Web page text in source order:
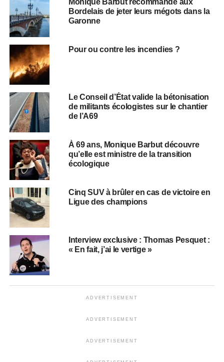
Bordelais de jeter leurs mégots dans la
Garonne
Pour ou contre les incendies ?
Le Conseil d’État valide la bétonisation
de militants écologistes sur le chantier
de l’A69
À 69 ans, Monique Barbut découvre
qu’elle est ministre de la transition
écologique
Cinq SUV à brûler en cas de victoire en
Ligue des champions
Interview exclusive : Thomas Pesquet :
« En fait, j’ai le vertige »
ADVERTISEMENT
ADVERTISEMENT
ADVERTISEMENT